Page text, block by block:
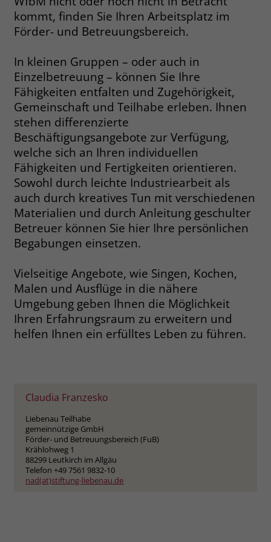
kommt, finden Sie Ihren Arbeitsplatz im
Förder- und Betreuungsbereich.
In kleinen Gruppen – oder auch in
Einzelbetreuung – können Sie Ihre
Fähigkeiten entfalten und Zugehörigkeit,
Gemeinschaft und Teilhabe erleben. Ihnen
stehen differenzierte
Beschäftigungsangebote zur Verfügung,
welche sich an Ihren individuellen
Fähigkeiten und Fertigkeiten orientieren.
Sowohl durch leichte Industriearbeit als
auch durch kreatives Tun mit verschiedenen
Materialien und durch Anleitung geschulter
Betreuer können Sie hier Ihre persönlichen
Begabungen einsetzen.
Vielseitige Angebote, wie Singen, Kochen,
Malen und Ausflüge in die nähere
Umgebung geben Ihnen die Möglichkeit
Ihren Erfahrungsraum zu erweitern und
helfen Ihnen ein erfülltes Leben zu führen.
Claudia Franzesko
Liebenau Teilhabe
gemeinnützige GmbH
Förder- und Betreuungsbereich (FuB)
Krählohweg 1
88299 Leutkirch im Allgäu
Telefon +49 7561 9832-10
nad(at)stiftung-liebenau.de
Name __cf_bm
Laufzeit 30 Minuten
Zweck
This cookie, set by Cloudflare, is used to
support Cloudflare Bot Management.
Name JSessionID
Anbieter jobs.stiftung-liebenau.de
Laufzeit Session
Zweck
Behält die Zustände des Benutzers bei
allen Seitenanfragen bei.
Name _gcl_au
Anbieter
Laufzeit 90 Tage
Zweck Enthält eine zufallsgenerierte User-ID.
Name _gcl_aw
Anbieter Google Ads
Laufzeit 90 Tage
Zweck
Dieses Cookie wird gesetzt, wenn ein
User über einen Klick auf eine Google
Werbeanzeige auf die Website gelangt.
welche Werbeanzeige geklickt wurde,
sodass erzielte Erfolge wie z.B.
Bestellungen oder Kontaktanfragen der
Anzeige zugewiesen werden können.
Zweck
Dieses Cookie wird gesetzt, wenn ein
User über einen Klick auf eine Google
Werbeanzeige auf die Website gelangt.
Es enthält Informationen darüber,
welche Werbeanzeige geklickt wurde,